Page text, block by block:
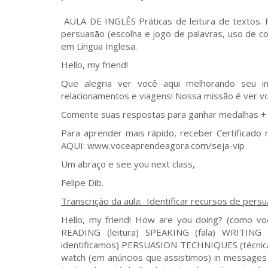
AULA DE INGLÊS Práticas de leitura de
persuasão (escolha e jogo de palavras, uso de
em Língua Inglesa.
Hello, my friend!
Que alegria ver você aqui melhorando seu
relacionamentos e viagens! Nossa missão é ver
Comente suas respostas para ganhar medalhas
Para aprender mais rápido, receber
AQUI: www.voceaprendeagora.com/seja-vip
Um abraço e see you next class,
Felipe Dib.
Transcrição da aula: Identificar recursos de
Hello, my friend! How are you doing? (como você está?) Today we study: (hoje nós estudamos) LISTENING (escuta) READING (leitura) SPEAKING (fala) WRITING (escrita) And we understand (e nós entendemos) and identify (e identificamos) PERSUASION TECHNIQUES (técnicas de persuasão) In texts we see (em textos que nós vemos) in ads we watch (em anúncios que assistimos) in messages we receive. (em mensagens que nós recebemos) This class is devoted (esta aula está dedicada) to teach you how to identify (a ensinar você como identificar) persuasion techniques (técnicas de persuasão) so then you can avoid (para que você possa evitar) bad decisions. (más decisões) Also you're going to learn (também você vai aprender) persuasion techniques (técnicas de persuasão) to convince people (para convencer pessoas) about things you want to implement. (sobre coisas que você quer implementar) And I ask you (e eu pergunto a você) to implement and think about (para implementar e pensar sobre) positive things. (coisas positivas) Today we start reading (hoje nós começamos lendo) 4 classics of Persuasion. (4 clássicos da Persuasão) First one: (primeiro) The Art of Seduction (a Arte da Sedução) written by Robert Greene. (escrito por Robert Greene) Persuasion has a lot to do (persuasão tem muito a ver) with seduction. (com sedução) With involvement (com envolvimento) with engagement. (com engajamento) Seduction is a game of psychology (sedução é um jogo de psicologia) not a game of beauty. (não um jogo de beleza) And anyone can be a master in it. (e qualquer um pode ser um mestre nisso) You just need to see the world (você só precisa ver o mundo) from a different perspective (de uma diferente perspectiva) with the eyes of a seductive person. (com os olhos de uma pessoa sedutora) Seductive are not the ones (sedutores não são aqueles) who worry about their own problems. (que se preocupam com seus próprios problemas) Seductive people (pessoas sedutoras) they look outside of them. (elas olham para fora delas) They don't look inside. (elas não olham para dentro) The first thing they do (a primeira coisa que elas fazem) when they meet someone (quando elas conhecem alguém) is getting inside the skin of that person (é entrar dentro da pele daquela pessoa) and see the world (e ver o mundo) through the eyes of that person. (através dos olhos daquela pessoa) When we're always worried (quando nós estamos sempre preocupados) about ourselves (sobre nós mesmos) we show insecurity (nós mostramos insegurança) and this is not seductive. (e isso não é sedutor) We all have insecurities (nós todos temos inseguranças) but seductive people (mas pessoas sedutoras) find a way to ignore them. (encontram uma maneira de ignorá-las) What is Robert Greene teaching us here? (o que Robert Greene está nos ensinando aqui?) He's saying: (ele está dizendo) Look. (veja) People who have the capacity (pessoas que tem a capacidade) to involve others (de envolver outros) to engage others (de engajar outros) to seduce others. (de seduzir outros) I’m sorry. (desculpa) I forgot to leave my cell phone (eu esqueci de deixar meu celular) in airplane mode. (em modo avião) Now I am 100% with you. (agora eu estou 100% com você) Sorry for this interruption. (desculpe por esta interrupção) Please (por favor) if you can (se você puder) isolate distractions there, too (isolar distrações aí, também) do it. (faça isso) Because they always come. (porque elas sempre vem) I’m sorry. (me desculpa) Robert Greene is telling us: (Robert está nos dizendo) Look if you want to convince someone (veja se você quer convencer alguém) you need to see the world (você precisa ver o mundo) from this person's perspective. (a partir da perspectiva desta pessoa) Forget about your ideas. (esqueça suas ideias) Forget about your opinions. (esqueça suas opiniões) If you want to convince other people (se você quer convencer outras pessoas) you